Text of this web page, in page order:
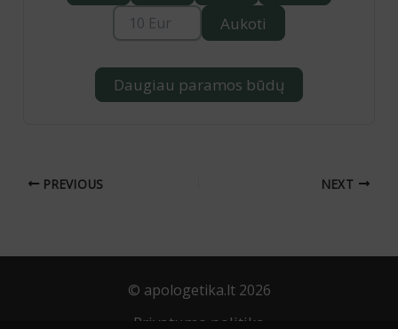
Aukoti
Daugiau paramos būdų
PREVIOUS NEXT
© apologetika.lt 2026
Privatumo politika